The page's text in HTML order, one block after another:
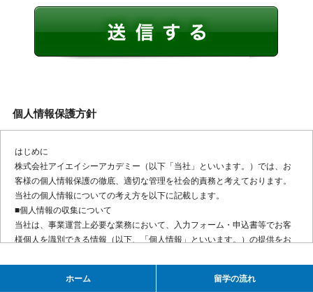
個人情報保護方針
はじめに
株式会社アイエイシーアカデミー（以下「当社」といいます。）では、お
客様の個人情報保護の徹底、適切な管理を社会的責務と考えております。
当社の個人情報についての考え方を以下に記載します。
■個人情報の収集について
当社は、事業運営上必要な業務において、入力フォーム・申込書等でお客
様個人を識別できる情報（以下、「個人情報」といいます。）の提供をお
個人情報の収集を行っています。お客様の同意を得ずに個人情報を収集す
ホーム 留学の流れ